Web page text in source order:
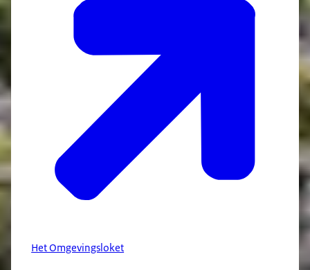
Het Omgevingsloket